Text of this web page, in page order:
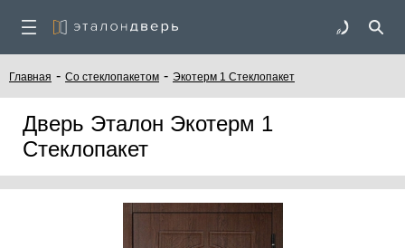
Главная - Со стеклопакетом - Экотерм 1 Стеклопакет
Дверь Эталон Экотерм 1
Стеклопакет